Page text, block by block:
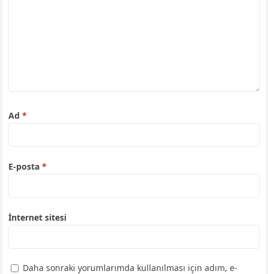
Ad*
E-posta*
İnternet sitesi
Daha sonraki yorumlarımda kullanılması için adım, e-